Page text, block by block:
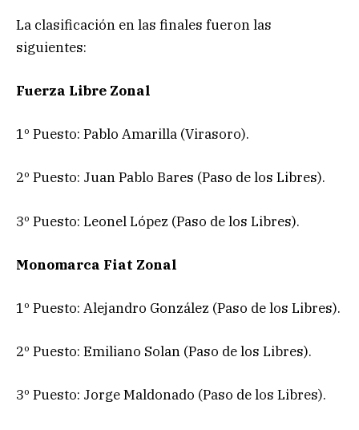
La clasificación en las finales fueron las
siguientes:
Fuerza Libre Zonal
1º Puesto: Pablo Amarilla (Virasoro).
2º Puesto: Juan Pablo Bares (Paso de los Libres).
3º Puesto: Leonel López (Paso de los Libres).
Monomarca Fiat Zonal
1º Puesto: Alejandro González (Paso de los Libres).
2º Puesto: Emiliano Solan (Paso de los Libres).
3º Puesto: Jorge Maldonado (Paso de los Libres).